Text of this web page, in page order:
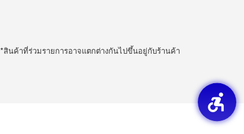
*สินค้าที่ร่วมรายการอาจแตกต่างกันไปขึ้นอยู่กับร้านค้า